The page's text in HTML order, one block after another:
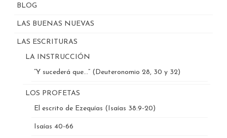
BLOG
LAS BUENAS NUEVAS
LAS ESCRITURAS
LA INSTRUCCIÓN
“Y sucederá que…” (Deuteronomio 28, 30 y 32)
LOS PROFETAS
El escrito de Ezequías (Isaías 38:9-20)
Isaías 40-66